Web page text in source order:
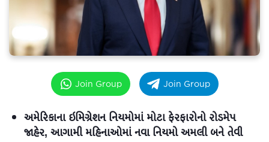
Join Group Join Group
અમેરિકાના ઇમિગ્રેશન નિયમોમાં મોટા ફેરફારોનો રોડમેપ
જાહેર, આગામી મહિનાઓમાં નવા નિયમો અમલી બને તેવી